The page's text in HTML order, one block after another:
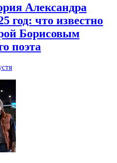
Александра
год: что известно
Борисовым
поэта